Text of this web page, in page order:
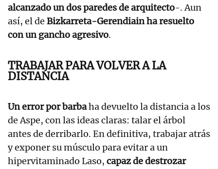
alcanzado un dos paredes de arquitecto-. Aun
así, el de Bizkarreta-Gerendiain ha resuelto
con un gancho agresivo.
TRABAJAR PARA VOLVER A LA
DISTANCIA
Un error por barbaha devuelto la distancia a los
de Aspe, con las ideas claras: talar el árbol
antes de derribarlo. En definitiva, trabajar atrás
y exponer su músculo para evitar a un
hipervitaminado Laso, capaz de destrozar